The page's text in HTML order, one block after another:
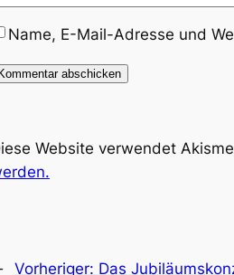
Name, E-Mail-Adresse und
Website verwendet
Vorheriger: Das